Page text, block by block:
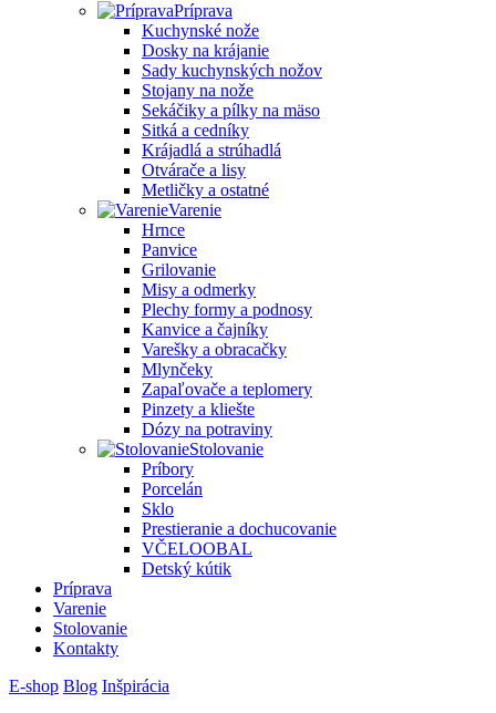
Príprava
Kuchynské nože
Dosky na krájanie
Sady kuchynských nožov
Stojany na nože
Sekáčiky a pílky na mäso
Sitká a cedníky
Krájadlá a strúhadlá
Otvárače a lisy
Metličky a ostatné
Varenie
Hrnce
Panvice
Grilovanie
Misy a odmerky
Plechy formy a podnosy
Kanvice a čajníky
Varešky a obracačky
Mlynčeky
Zapaľovače a teplomery
Pinzety a kliešte
Dózy na potraviny
Stolovanie
Príbory
Porcelán
Sklo
Prestieranie a dochucovanie
VČELOOBAL
Detský kútik
Príprava
Varenie
Stolovanie
Kontakty
E-shop Blog Inšpirácia